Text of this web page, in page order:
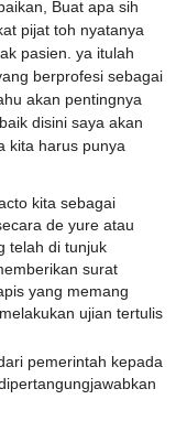
Buat apa sih
pijat toh nyatanya
pasien. ya itulah
berprofesi sebagai
akan pentingnya
disini saya akan
kita harus punya
kita sebagai
de yure atau
telah di tunjuk
surat
yang memang
ujian tertulis
pemerintah kepada